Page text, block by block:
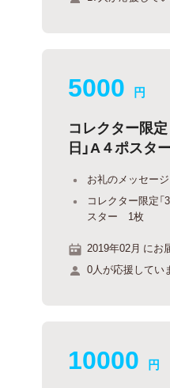
5000 円
コレクター限
日」A４ポスタ
お礼のメッセージ
コレクター限定
スター 1枚
2019年02月 にお
0人が応援してい
10000 円